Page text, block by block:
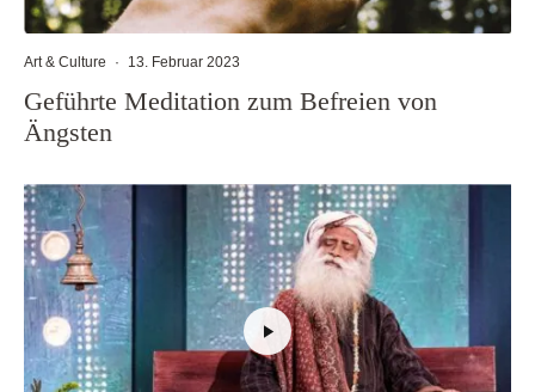
Art & Culture · 13. Februar 2023
Geführte Meditation zum Befreien von
Ängsten